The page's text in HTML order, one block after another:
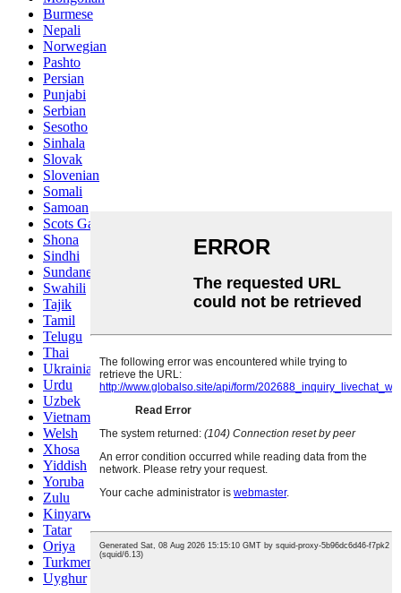
Burmese
Nepali
Norwegian
Pashto
Persian
Punjabi
Serbian
Sesotho
Sinhala
Slovak
Slovenian
Somali
Samoan
Scots Gaelic
Shona
Sindhi
Sundanese
Swahili
Tajik
Tamil
Telugu
Thai
Ukrainian
Urdu
Uzbek
Vietnamese
Welsh
Xhosa
Yiddish
Yoruba
Zulu
Kinyarwanda
Tatar
Oriya
Turkmen
Uyghur